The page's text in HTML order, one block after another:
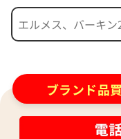
ティファニー リターント
参考買取価格
113,000円
ブランド品